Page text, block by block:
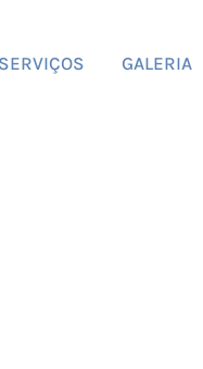
SERVIÇOS GALERIA